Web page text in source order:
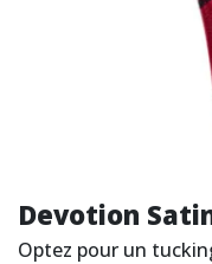
Devotion
Optez pour un